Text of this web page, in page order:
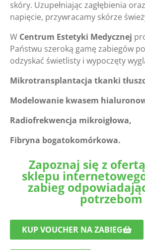
skóry. Uzupełniając zagłębienia
napięcie, przywracamy skórze
W Centrum Estetyki Medycznej
Państwu szeroką gamę zabiegów
odzyskać świetlisty i wypoczęty
Mikrotransplantacja tkanki
Modelowanie kwasem
Radiofrekwencja mikroigłowa,
Fibryna bogatokomórkowa.
Zapoznaj się z
sklepu
zabieg
potrzebom
KUP VOUCHER NA ZABIEG